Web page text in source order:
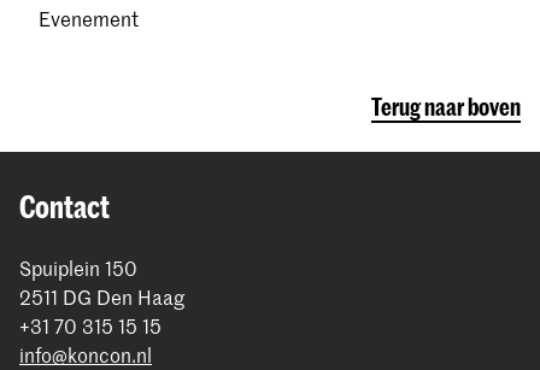
Evenement
Terug naar boven
Contact
Spuiplein 150
2511 DG Den Haag
+31 70 315 15 15
info@koncon.nl